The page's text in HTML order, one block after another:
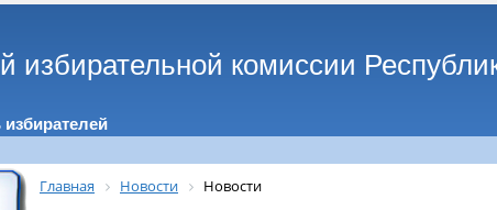
избирательной комиссии
Главная Новости Новости